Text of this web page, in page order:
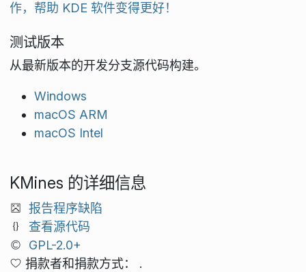
作，帮助 KDE 软件变得更好！
测试版本
从最新版本的开发分支源代码构建。
Windows
macOS ARM
macOS Intel
KMines 的详细信息
报告程序缺陷
查看源代码
GPL-2.0+
捐款者和捐款方式： .